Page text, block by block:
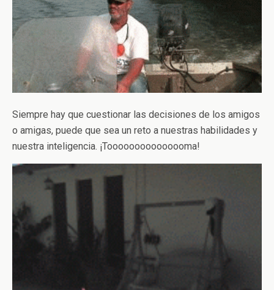
Siempre hay que cuestionar las decisiones de los amigos
o amigas, puede que sea un reto a nuestras habilidades y
nuestra inteligencia. ¡Tooooooooooooooma!